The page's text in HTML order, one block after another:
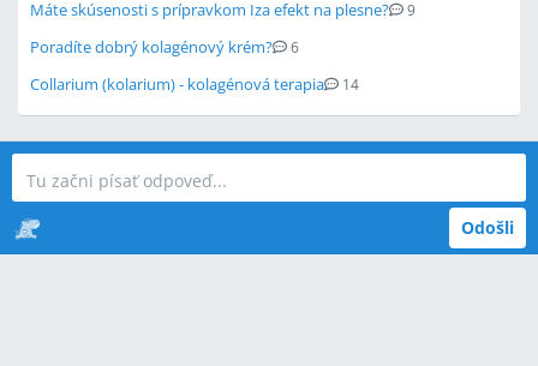
Máte skúsenosti s prípravkom Iza efekt na plesne? 9
Poradíte dobrý kolagénový krém? 6
Collarium (kolarium) - kolagénová terapia 14
Odošli